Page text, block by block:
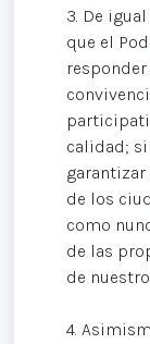
3. De
que el
calidad;
de los
como
de las
de
4.